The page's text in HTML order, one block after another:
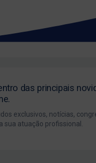
das principais
exclusivos, notícias,
sua atuação profissional.